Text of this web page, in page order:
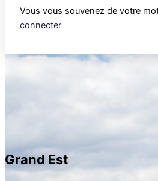
Vous vous souvenez de votre
connecter
Grand Est